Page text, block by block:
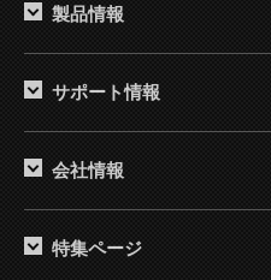
製品情報
サポート情報
会社情報
特集ページ